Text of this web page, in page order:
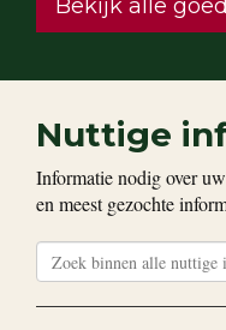
Bekijk alle
Nuttige
Informatie nodig over
en meest gezochte